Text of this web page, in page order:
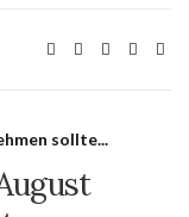
sollte...